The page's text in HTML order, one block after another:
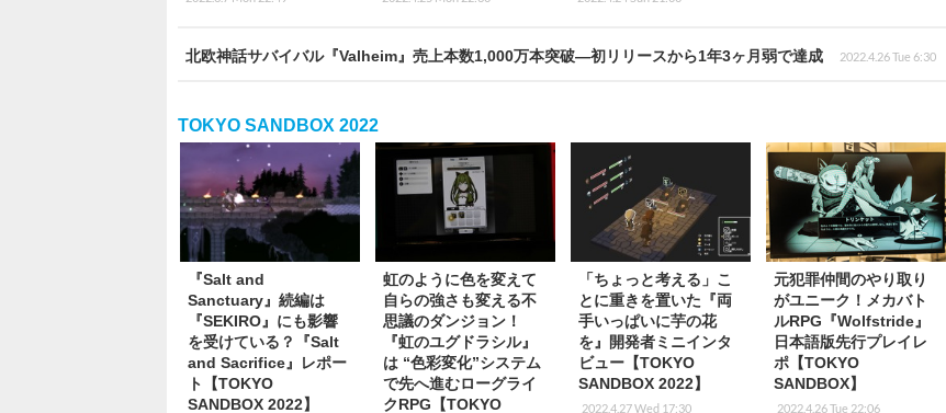
北欧神話サバイバル『Valheim』売上本数1,000万本突破―初リリースから1年3ヶ月弱で達成 2022.4.26 Tue 6:30
TOKYO SANDBOX 2022
『Salt and
Sanctuary』続編は
『SEKIRO』にも影響
を受けている？『Salt
and Sacrifice』レポー
ト【TOKYO
SANDBOX 2022】
虹のように色を変えて
自らの強さも変える不
思議のダンジョン！
『虹のユグドラシル』
は “色彩変化”システム
で先へ進むローグライ
クRPG【TOKYO
「ちょっと考える」こ
とに重きを置いた『両
手いっぱいに芋の花
を』開発者ミニインタ
ビュー【TOKYO
SANDBOX 2022】
2022.4.27 Wed 17:30
元犯罪仲間のやり取り
がユニーク！メカバト
ルRPG『Wolfstride』
日本語版先行プレイレ
ポ【TOKYO
SANDBOX】
2022.4.26 Tue 22:06